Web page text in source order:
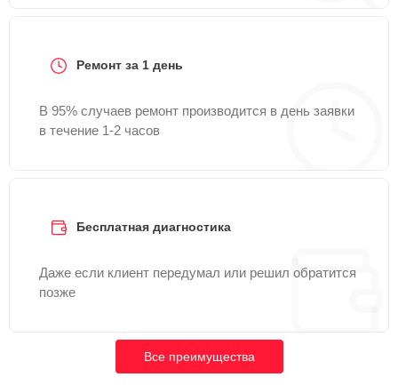
Ремонт за 1 день
В 95% случаев ремонт производится в день заявки
в течение 1-2 часов
Бесплатная диагностика
Даже если клиент передумал или решил обратится
позже
Все преимущества